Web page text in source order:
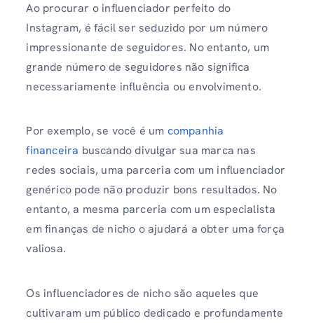
Ao procurar o influenciador perfeito do
Instagram, é fácil ser seduzido por um número
impressionante de seguidores. No entanto, um
grande número de seguidores não significa
necessariamente influência ou envolvimento.
Por exemplo, se você é um companhia
financeira buscando divulgar sua marca nas
redes sociais, uma parceria com um influenciador
genérico pode não produzir bons resultados. No
entanto, a mesma parceria com um especialista
em finanças de nicho o ajudará a obter uma força
valiosa.
Os influenciadores de nicho são aqueles que
cultivaram um público dedicado e profundamente